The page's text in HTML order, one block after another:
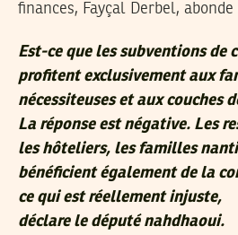
finances, Fayçal Derbel,
Est-ce que les subventions de
profitent exclusivement aux
nécessiteuses et aux couches
La réponse est négative. Les
les hôteliers, les familles
bénéficient également de la
ce qui est réellement injuste,
déclare le député nahdhaoui.